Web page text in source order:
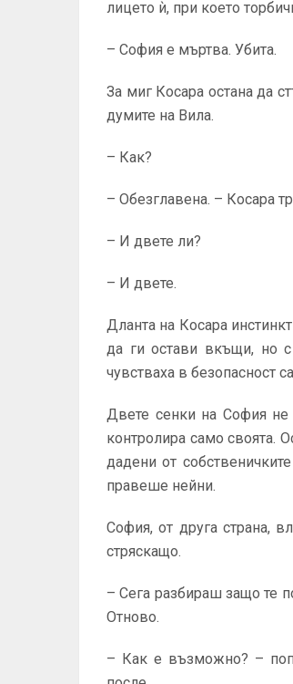
лицето ѝ, при което
– София е мъртва. Убита.
За миг Косара остана да
думите на Вила.
– Как?
– Обезглавена. – Косара
– И двете ли?
– И двете.
Дланта на Косара
да ги остави вкъщи, но
чувстваха в безопасност
Двете сенки на София не
контролира само своята.
дадени от
правеше нейни.
София, от друга страна,
стряскащо.
– Сега разбираш защо те
Отново.
– Как е възможно? –